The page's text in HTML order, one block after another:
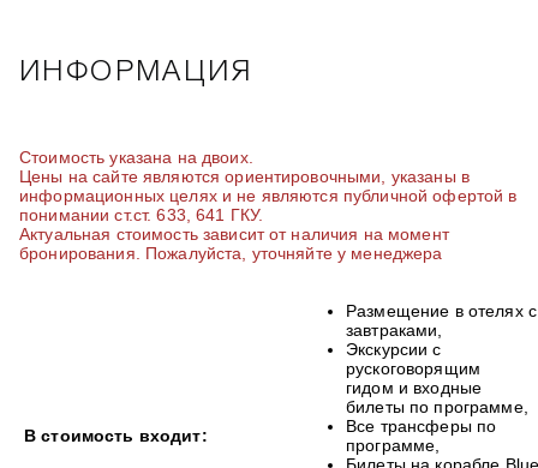
ИНФОРМАЦИЯ
Стоимость указана на двоих.
Цены на сайте являются ориентировочными, указаны в
информационных целях и не являются публичной офертой в
понимании ст.ст. 633, 641 ГКУ.
Актуальная стоимость зависит от наличия на момент
бронирования. Пожалуйста, уточняйте у менеджера
В стоимость входит:
Размещение в отелях с
завтраками,
Экскурсии с
рускоговорящим
гидом и входные
билеты по программе,
Все трансферы по
программе,